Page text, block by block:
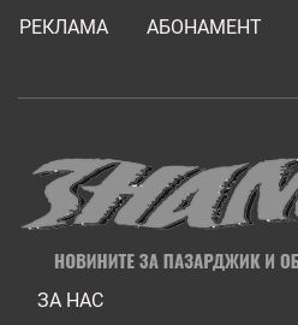
РЕКЛАМА
АБОНАМЕНТ
ЗА НАС